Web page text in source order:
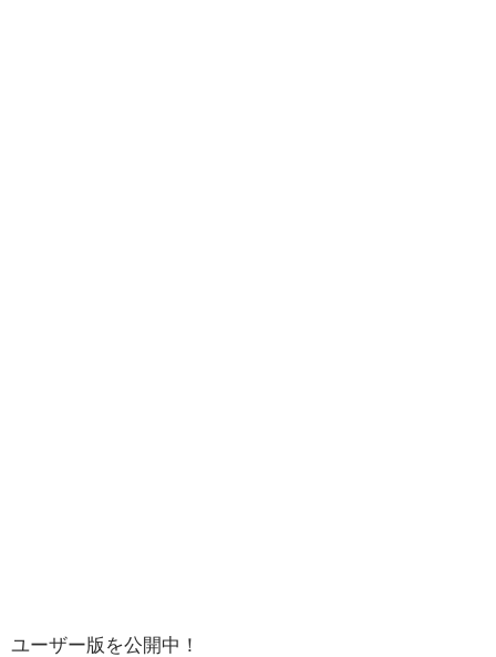
ユーザー版を公開中！